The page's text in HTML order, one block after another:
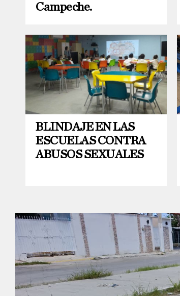
Campeche.
BLINDAJE EN LAS
ESCUELAS CONTRA
ABUSOS SEXUALES